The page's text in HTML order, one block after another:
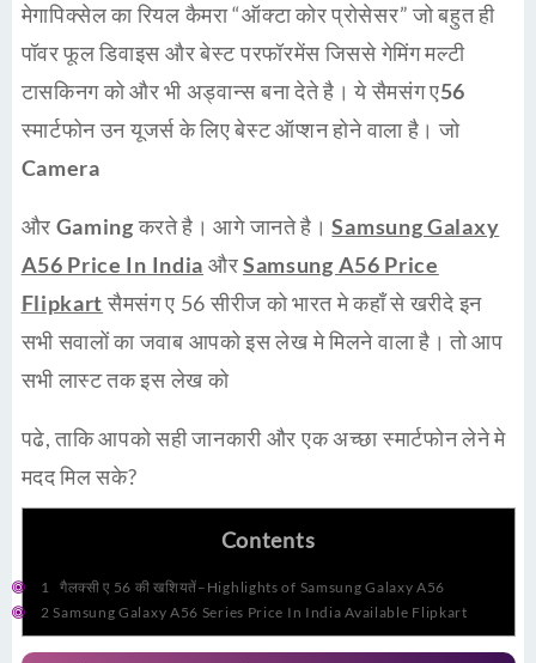
मेगापिक्सेल का रियल कैमरा “ऑक्टा कोर प्रोसेसर” जो बहुत ही
पॉवर फूल डिवाइस और बेस्टपरफॉरमेंसजिससे गेमिंग मल्टी
टासकिनग को और भीअड्वान्सबना देते है। येसैमसंग ए56
स्मार्टफोनउन यूजर्स के लिए बेस्ट ऑप्शन होने वाला है। जो
Camera
और Gamingकरते है। आगे जानते है।Samsung Galaxy
A56 Price In India औरSamsung A56 Price
Flipkartसैमसंग ए 56 सीरीज को भारत मे कहाँ से खरीदे इन
सभी सवालों का जवाब आपको इस लेख मे मिलने वाला है। तो आप
सभी लास्ट तक इस लेख को
पढे, ताकि आपको सही जानकारी और एक अच्छा स्मार्टफोन लेने मे
मदद मिल सके?
Contents
1
गैलक्सी ए 56 की खशियतें–Highlights of Samsung Galaxy A56
2 Samsung Galaxy A56 Series Price In India Available Flipkart